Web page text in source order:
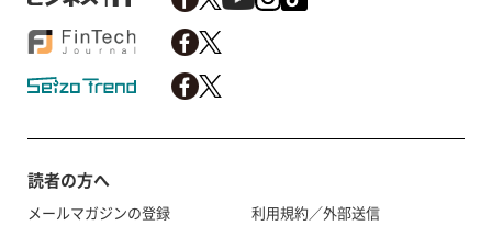
読者の方へ
メールマガジンの登録
利用規約／外部送信